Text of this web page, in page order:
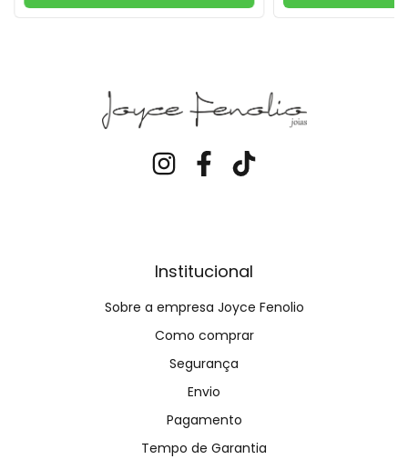
Institucional
Sobre a empresa Joyce Fenolio
Como comprar
Segurança
Envio
Pagamento
Tempo de Garantia